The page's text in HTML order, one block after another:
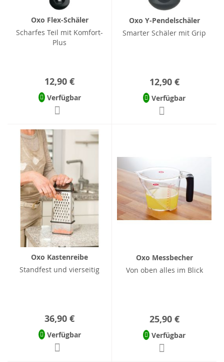
Oxo Flex-Schäler
Scharfes Teil mit Komfort-
Plus
12,90 €
Verfügbar
Oxo Y-Pendelschäler
Smarter Schäler mit Grip
12,90 €
Verfügbar
Oxo Kastenreibe
Standfest und vierseitig
36,90 €
Verfügbar
Oxo Messbecher
Von oben alles im Blick
25,90 €
Verfügbar